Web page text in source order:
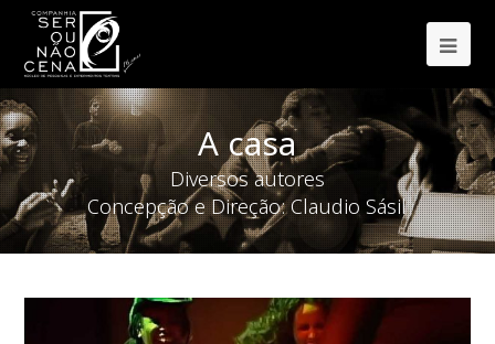
A casa
Diversos autores
Concepção e Direção: Claudio Sásil